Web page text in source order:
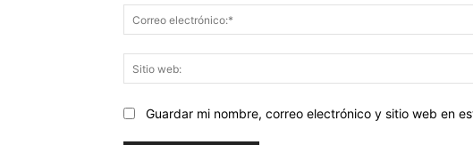
Guardar mi nombre, correo electrónico y sitio web en